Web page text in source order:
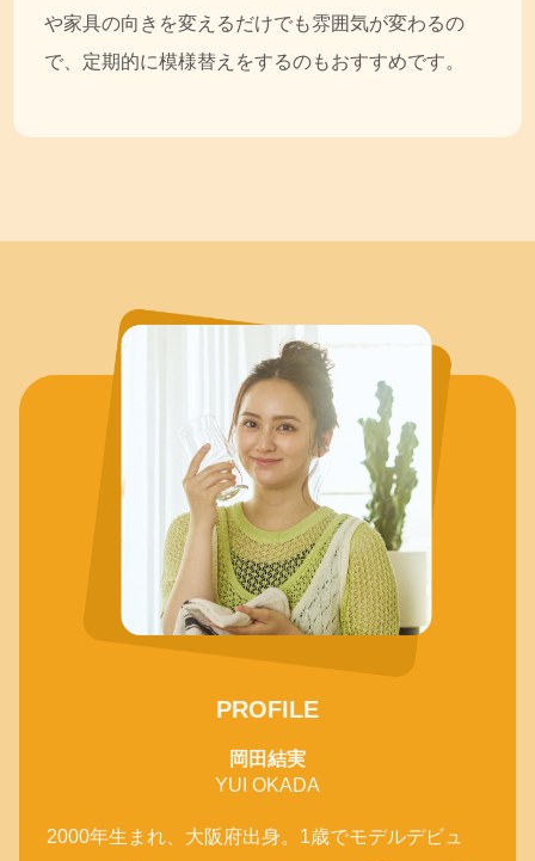
や家具の向きを変えるだけでも雰囲気が変わるの
で、定期的に模様替えをするのもおすすめです。
PROFILE
岡田結実
YUI OKADA
2000年生まれ、大阪府出身。1歳でモデルデビュ